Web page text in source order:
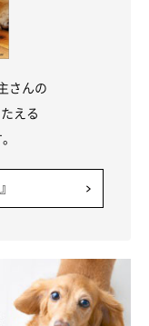
さんの
える